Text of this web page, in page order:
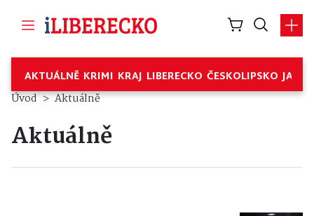
AKTUÁLNĚ KRIMI KRAJ LIBERECKO ČESKOLIPSKO
Úvod Aktuálně
Aktuálně